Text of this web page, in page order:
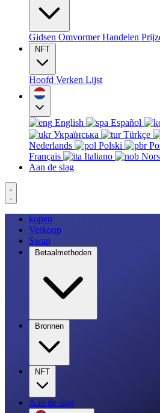
Gidsen OmvormerHandelen
NFT
Hoofd Verken Lijst
English Español
Українська
Türkçe
Nederlands
Polski
Français
Italiano
Aan de slag
kopen
Verkoop
Swap
Betaalmethoden
Bronnen
NFT
Aan de slag